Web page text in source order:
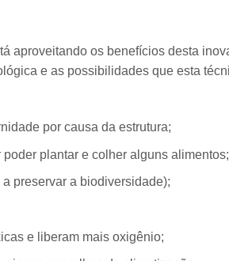
aproveitando os benefícios desta
e as possibilidades que esta
por causa da estrutura;
plantar e colher alguns alimentos;
preservar a biodiversidade);
e liberam mais oxigênio;